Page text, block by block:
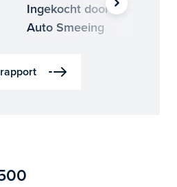
Ingekocht door
Auto Smeeing